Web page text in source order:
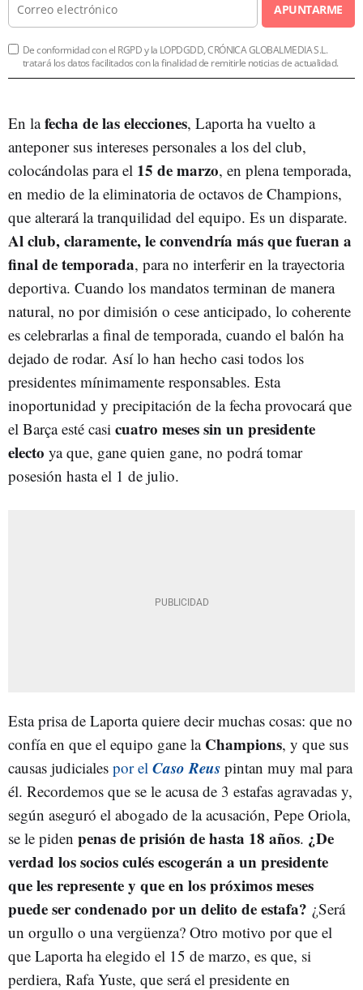
APUNTARME
De conformidad con el RGPD y la LOPDGDD, CRÓNICA GLOBALMEDIA S.L.
tratará los datos facilitados con la finalidad de remitirle noticias de actualidad.
En lafecha de las elecciones, Laporta ha vuelto a
anteponer sus intereses personales a los del club,
colocándolas para el 15 de marzo, en plena temporada,
en medio de la eliminatoria de octavos de Champions,
que alterará la tranquilidad del equipo. Es un disparate.
Al club, claramente, le convendría más que fueran a
final de temporada, para no interferir en la trayectoria
deportiva. Cuando los mandatos terminan de manera
natural, no por dimisión o cese anticipado, lo coherente
es celebrarlas a final de temporada, cuando el balón ha
dejado de rodar. Así lo han hecho casi todos los
presidentes mínimamente responsables. Esta
inoportunidad y precipitación de la fecha provocará que
el Barça esté casi cuatro meses sin un presidente
electo ya que, gane quien gane, no podrá tomar
posesión hasta el 1 de julio.
Esta prisa de Laporta quiere decir muchas cosas: que no
confía en que el equipo gane la Champions, y que sus
causas judiciales por el Caso Reus pintan muy mal para
él. Recordemos que se le acusa de 3 estafas agravadas y,
según aseguró el abogado de la acusación, Pepe Oriola,
se le piden penas de prisión de hasta 18 años. ¿De
verdad los socios culés escogerán a un presidente
que les represente y que en los próximos meses
puede ser condenado por un delito de estafa? ¿Será
un orgullo o una vergüenza? Otro motivo por que el
que Laporta ha elegido el 15 de marzo, es que, si
perdiera, Rafa Yuste, que será el presidente en